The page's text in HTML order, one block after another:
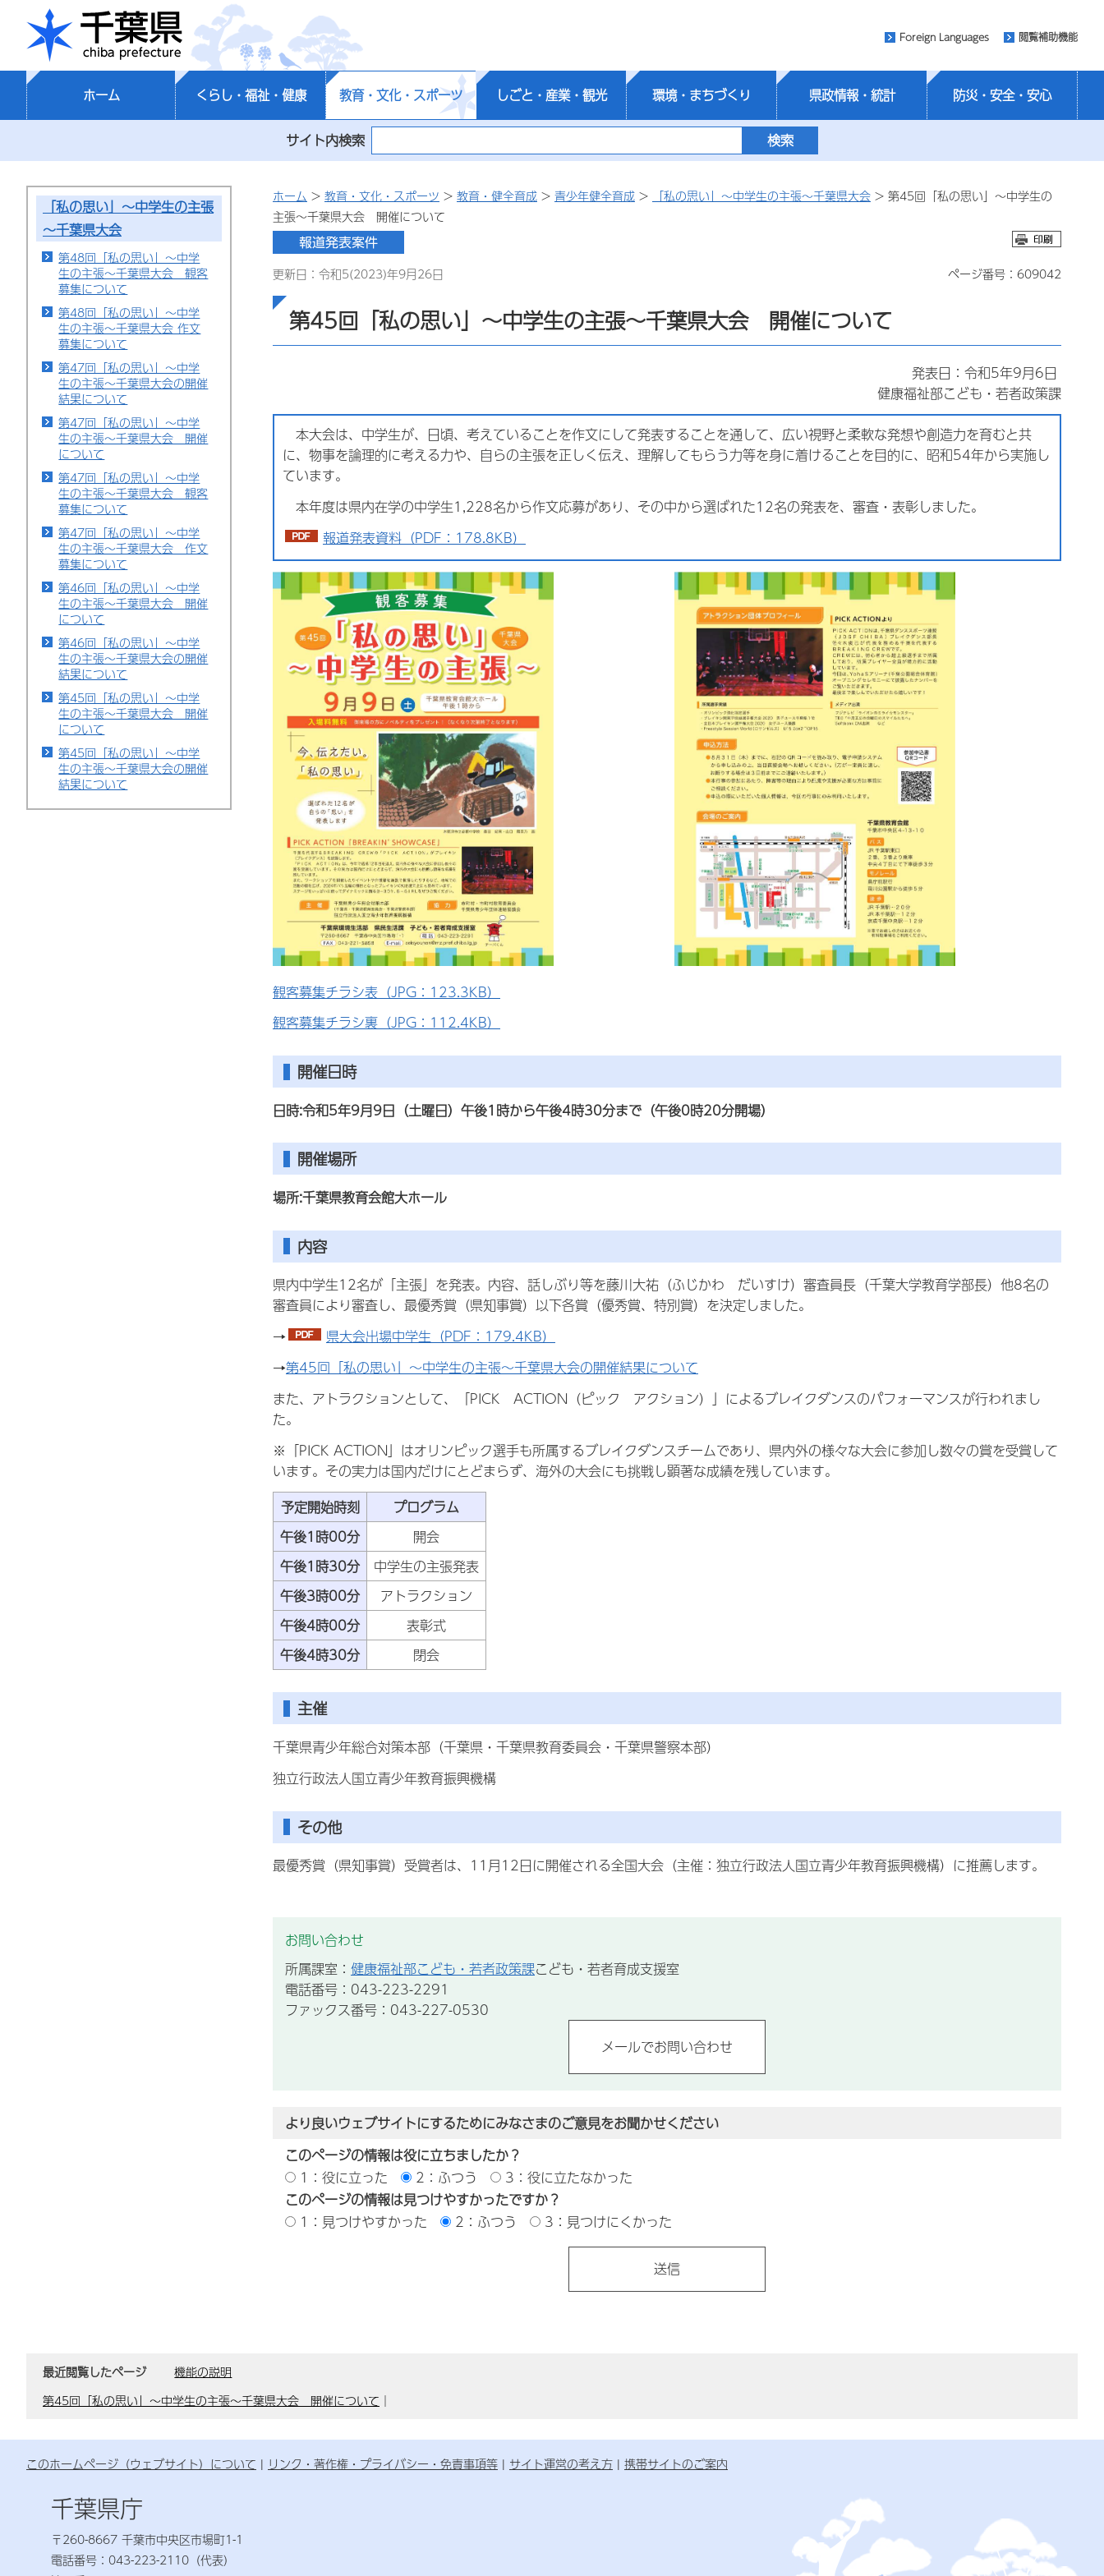
千葉県
Foreign Languages 閲覧補助機能
ホーム くらし・福祉・健康 教育・文化・スポーツ しごと・産業・観光 環境・まちづくり 県政情報・統計 防災・安全・安心
サイト内検索
「私の思い」～中学生の主張
～千葉県大会
第48回「私の思い」～中学
生の主張～千葉県大会 観客
募集について
第48回「私の思い」～中学
生の主張～千葉県大会 作文
募集について
第47回「私の思い」～中学
生の主張～千葉県大会の開催
結果について
第47回「私の思い」～中学
生の主張～千葉県大会 開催
について
第47回「私の思い」～中学
生の主張～千葉県大会 観客
募集について
第47回「私の思い」～中学
生の主張～千葉県大会 作文
募集について
第46回「私の思い」～中学
生の主張～千葉県大会 開催
について
第46回「私の思い」～中学
生の主張～千葉県大会の開催
結果について
第45回「私の思い」～中学
生の主張～千葉県大会 開催
について
第45回「私の思い」～中学
生の主張～千葉県大会の開催
結果について
ホーム > 教育・文化・スポーツ > 教育・健全育成 > 青少年健全育成 > 「私の思い」～中学生の主張～千葉県大会 > 第45回「私の思い」～中学生の
主張～千葉県大会 開催について
更新日：令和5(2023)年9月26日 ページ番号：609042
第45回「私の思い」～中学生の主張～千葉県大会 開催について
発表日：令和5年9月6日
健康福祉部こども・若者政策課
本大会は、中学生が、日頃、考えていることを作文にして発表することを通して、広い視野と柔軟な発想や創造力を育むと共
に、物事を論理的に考える力や、自らの主張を正しく伝え、理解してもらう力等を身に着けることを目的に、昭和54年から実施し
ています。
本年度は県内在学の中学生1,228名から作文応募があり、その中から選ばれた12名の発表を、審査・表彰しました。
報道発表資料（PDF：178.8KB）
観客募集チラシ表（JPG：123.3KB）
観客募集チラシ裏（JPG：112.4KB）
開催日時
日時:令和5年9月9日（土曜日）午後1時から午後4時30分まで（午後0時20分開場）
開催場所
場所:千葉県教育会館大ホール
内容
県内中学生12名が「主張」を発表。内容、話しぶり等を藤川大祐（ふじかわ だいすけ） 審査員長（千葉大学教育学部長）他8名の
審査員により審査し、最優秀賞（県知事賞）以下各賞（優秀賞、特別賞）を決定しました。
→
県大会出場中学生（PDF：179.4KB）
→第45回「私の思い」～中学生の主張～千葉県大会の開催結果について
また、アトラクションとして、「PICK ACTION （ピック アクション）」によるブレイクダンスのパフォーマンスが行われまし
た。
※「PICK ACTION」はオリンピック選手も所属するブレイクダンスチームであり、県内外の様々な大会に参加し数々の賞を受賞して
います。その実力は国内だけにとどまらず、海外の大会にも挑戦し顕著な成績を残しています。
予定開始時刻
プログラム
午後1時00分
開会
午後1時30分
中学生の主張発表
午後3時00分
アトラクション
午後4時00分
表彰式
午後4時30分
閉会
主催
千葉県青少年総合対策本部（千葉県・千葉県教育委員会・千葉県警察本部）
独立行政法人国立青少年教育振興機構
その他
最優秀賞（県知事賞）受賞者は、11月12日に開催される全国大会（主催：独立行政法人国立青少年教育振興機構）に推薦します。
お問い合わせ
所属課室： 健康福祉部こども・若者政策課こども・若者育成支援室
電話番号：043-223-2291
ファックス番号：043-227-0530
より良いウェブサイトにするためにみなさまのご意見をお聞かせください
このページの情報は役に立ちましたか？
1：役に立った
2：ふつう
3：役に立たなかった
このページの情報は見つけやすかったですか？
1：見つけやすかった
2：ふつう 3：見つけにくかった
最近閲覧したページ
機能の説明
第45回「私の思い」～中学生の主張～千葉県大会 開催について ｜
このホームページ（ウェブサイト）について リンク・著作権・プライバシー・免責事項等 サイト運営の考え方 携帯サイトのご案内
千葉県庁
〒260-8667 千葉市中央区市場町1-1
電話番号：043-223-2110（代表）